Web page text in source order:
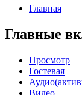
Главная
Главные
Просмотр
Гостевая
Аудио
Видео